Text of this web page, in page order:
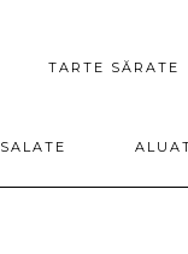
TARTE SĂRATE
SALATE